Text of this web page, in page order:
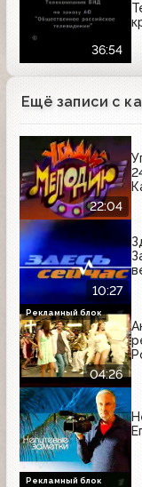
36:54
Ещё записи с
22:04
10:27
04:26
Рекламный блок
Рекламный блок